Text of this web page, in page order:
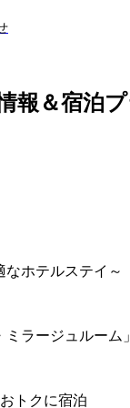
報＆宿泊
ホテルステイ～
ミラージュルーム
トクに宿泊